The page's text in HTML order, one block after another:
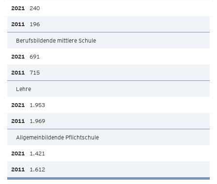
240
196
Berufsbildende mittlere Schule
691
715
Lehre
1.953
1.969
Allgemeinbildende Pflichtschule
1.421
1.612